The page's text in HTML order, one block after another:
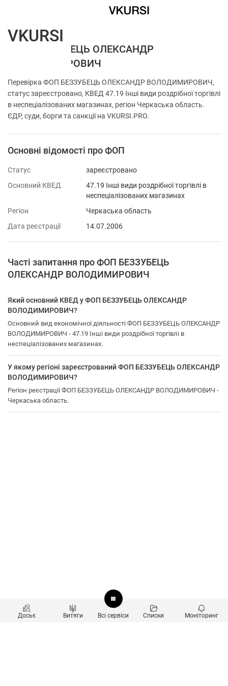
ФОП БЕЗЗУБЕЦЬ ОЛЕКСАНДР
ВОЛОДИМИРОВИЧ
Перевірка ФОП БЕЗЗУБЕЦЬ ОЛЕКСАНДР ВОЛОДИМИРОВИЧ,
статус зареєстровано, КВЕД 47.19 Інші види роздрібної торгівлі
в неспеціалізованих магазинах, регіон Черкаська область.
ЄДР, суди, борги та санкції на VKURSI.PRO.
Основні відомості про ФОП
Статус
зареєстровано
Основний КВЕД
47.19 Інші види роздрібної торгівлі в
неспеціалізованих магазинах
Регіон
Черкаська область
Дата реєстрації
14.07.2006
Часті запитання про ФОП БЕЗЗУБЕЦЬ
ОЛЕКСАНДР ВОЛОДИМИРОВИЧ
Який основний КВЕД у ФОП БЕЗЗУБЕЦЬ ОЛЕКСАНДР
ВОЛОДИМИРОВИЧ?
Основний вид економічної діяльності ФОП БЕЗЗУБЕЦЬ ОЛЕКСАНДР
ВОЛОДИМИРОВИЧ - 47.19 Інші види роздрібної торгівлі в
неспеціалізованих магазинах.
У якому регіоні зареєстрований ФОП БЕЗЗУБЕЦЬ ОЛЕКСАНДР
ВОЛОДИМИРОВИЧ?
Регіон реєстрації ФОП БЕЗЗУБЕЦЬ ОЛЕКСАНДР ВОЛОДИМИРОВИЧ -
Черкаська область.
Досьє Витяги Всі сервіси Списки Моніторинг
VKURSI